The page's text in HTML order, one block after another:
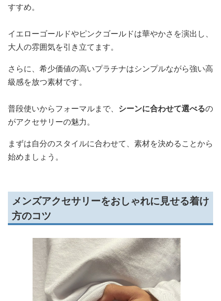
すすめ。
イエローゴールドやピンクゴールドは華やかさを演出し、
大人の雰囲気を引き立てます。
さらに、希少価値の高いプラチナはシンプルながら強い高
級感を放つ素材です。
普段使いからフォーマルまで、 シーンに合わせて選べるの
がアクセサリーの魅力。
まずは自分のスタイルに合わせて、素材を決めることから
始めましょう。
メンズアクセサリーをおしゃれに見せる着け
方のコツ